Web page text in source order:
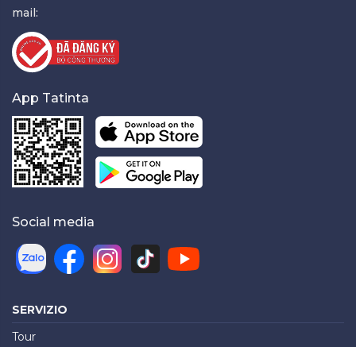
mail:
App Tatinta
Social media
SERVIZIO
Tour